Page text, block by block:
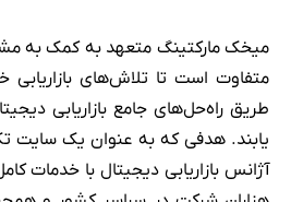
میخک مارکتینگ متعهد به کمک به
متفاوت است تا تلاش‌های بازاریابی
طریق راه‌حل‌های جامع بازاریابی
یابند. هدفی که به عنوان یک سایت
آژانس بازاریابی دیجیتال با خدمات